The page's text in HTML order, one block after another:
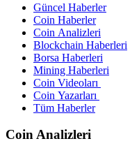
Güncel Haberler
Coin Haberler
Coin Analizleri
Blockchain Haberleri
Borsa Haberleri
Mining Haberleri
Coin Videoları
Coin Yazarları
Tüm Haberler
Coin Analizleri